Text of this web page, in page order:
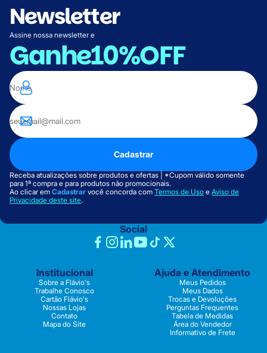
Newsletter
Assine nossa newsletter e
Ganhe10%OFF
Cadastrar
Receba atualizações sobre produtos e ofertas | *Cupom válido somente
para 1ª compra e para produtos não promocionais.
Ao clicar em Cadastrar você concorda com Termos de Uso e Aviso de
Privacidade deste site.
Social
Institucional
Sobre a Flávio's
Trabalhe Conosco
Cartão Flávio's
Nossas Lojas
Contato
Mapa do Site
Ajuda e Atendimento
Meus Pedidos
Meus Dados
Trocas e Devoluções
Perguntas Frequentes
Tabela de Medidas
Área do Vendedor
Informativo de Frete